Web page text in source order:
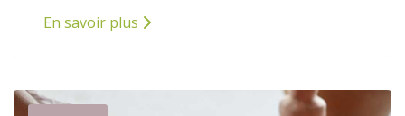
En savoir plus